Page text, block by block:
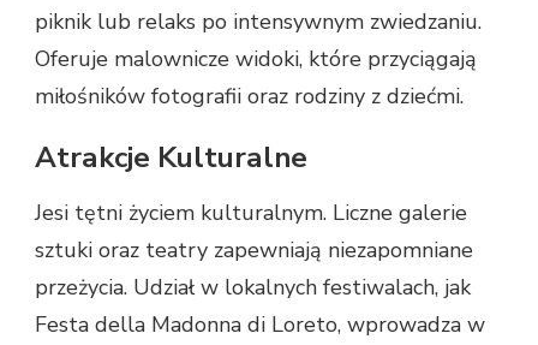
piknik lub relaks po intensywnym zwiedzaniu.
Oferuje malownicze widoki, które przyciągają
miłośników fotografii oraz rodziny z dziećmi.
Atrakcje Kulturalne
Jesi tętni życiem kulturalnym. Liczne galerie
sztuki oraz teatry zapewniają niezapomniane
przeżycia. Udział w lokalnych festiwalach, jak
Festa della Madonna di Loreto, wprowadza w